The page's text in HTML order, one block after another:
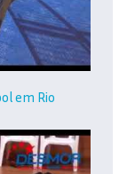
em Rio